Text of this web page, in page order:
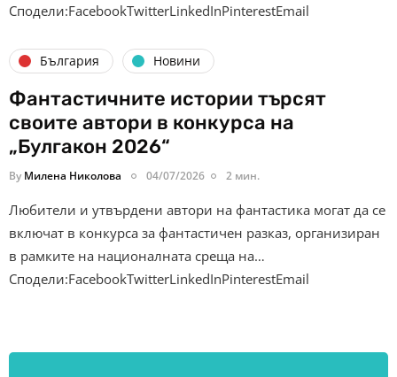
Сподели:FacebookTwitterLinkedInPinterestEmail
България Новини
Фантастичните истории търсят
своите автори в конкурса на
„Булгакон 2026“
By Милена Николова 04/07/2026 2 мин.
Любители и утвърдени автори на фантастика могат да се
включат в конкурса за фантастичен разказ, организиран
в рамките на националната среща на…
Сподели:FacebookTwitterLinkedInPinterestEmail